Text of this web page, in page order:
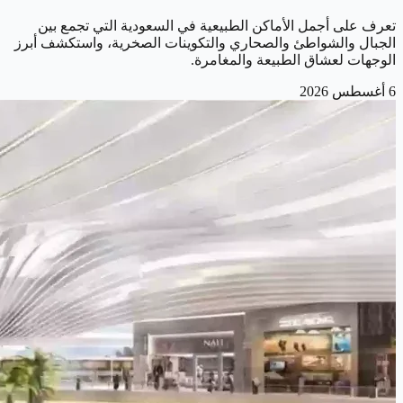
تعرف على أجمل الأماكن الطبيعية في السعودية التي تجمع بين
الجبال والشواطئ والصحاري والتكوينات الصخرية، واستكشف أبرز
الوجهات لعشاق الطبيعة والمغامرة.
6 أغسطس 2026